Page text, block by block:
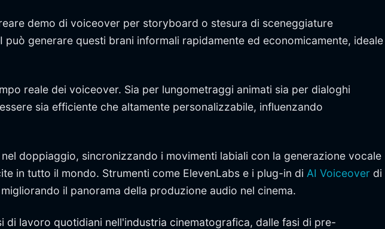
demo di voiceover per storyboard o stesura di sceneggiature
generare questi brani informali rapidamente ed economicamente, ideale
reale dei voiceover. Sia per lungometraggi animati sia per dialoghi
sia efficiente che altamente personalizzabile, influenzando
doppiaggio, sincronizzando i movimenti labiali con la generazione vocale
in tutto il mondo. Strumenti come ElevenLabs e i plug-in di AI Voiceover di
il panorama della produzione audio nel cinema.
lavoro quotidiani nell'industria cinematografica, dalle fasi di pre-